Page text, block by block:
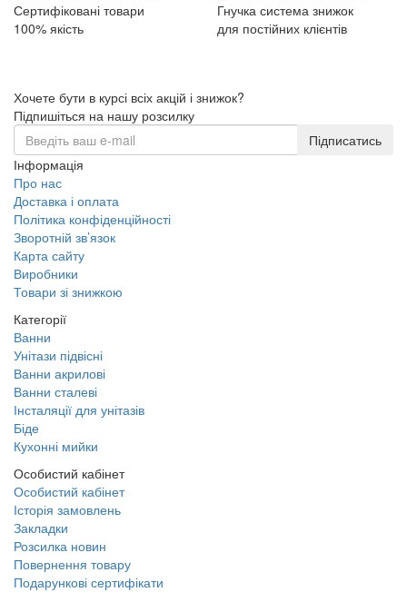
Сертифіковані товари
100% якість
Гнучка система знижок
для постійних клієнтів
Хочете бути в курсі всіх акцій і знижок?
Підпишіться на нашу розсилку
Підписатись
Інформація
Про нас
Доставка і оплата
Політика конфіденційності
Зворотній зв’язок
Карта сайту
Виробники
Товари зі знижкою
Категорії
Ванни
Унітази підвісні
Ванни акрилові
Ванни сталеві
Інсталяції для унітазів
Біде
Кухонні мийки
Особистий кабінет
Особистий кабінет
Історія замовлень
Закладки
Розсилка новин
Повернення товару
Подарункові сертифікати